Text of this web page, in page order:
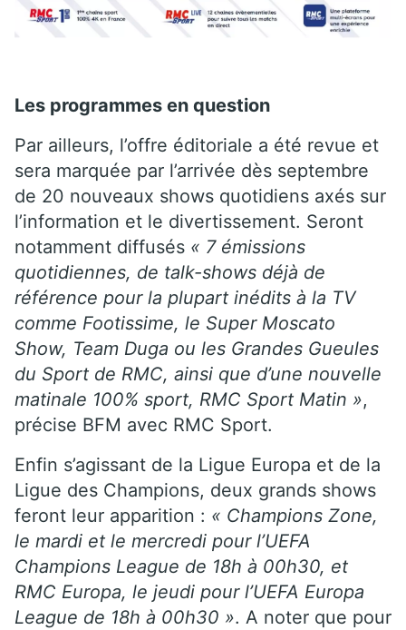
Les programmes en question
Par ailleurs, l’offre éditoriale a été revue et
sera marquée par l’arrivée dès septembre
de 20 nouveaux shows quotidiens axés sur
l’information et le divertissement. Seront
notamment diffusés « 7 émissions
quotidiennes, de talk-shows déjà de
référence pour la plupart inédits à la TV
comme Footissime, le Super Moscato
Show, Team Duga ou les Grandes Gueules
du Sport de RMC, ainsi que d’une nouvelle
matinale 100% sport, RMC Sport Matin »,
précise BFM avec RMC Sport.
Enfin s’agissant de la Ligue Europa et de la
Ligue des Champions, deux grands shows
feront leur apparition : « Champions Zone,
le mardi et le mercredi pour l’UEFA
Champions League de 18h à 00h30, et
RMC Europa, le jeudi pour l’UEFA Europa
League de 18h à 00h30 ». A noter que pour